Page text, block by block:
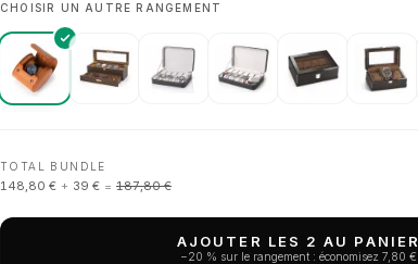
CHOISIR UN AUTRE RANGEMENT
TOTAL BUNDLE
148,80 € + 39 € = 187,80 €
AJOUTER LES 2 AU PANIER
−20 % sur le rangement : économisez 7,80 €